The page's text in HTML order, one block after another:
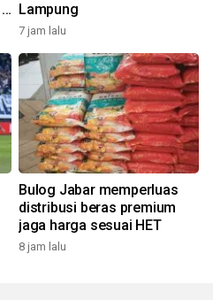
Lampung
7 jam lalu
Bulog Jabar memperluas
distribusi beras premium
jaga harga sesuai HET
8 jam lalu